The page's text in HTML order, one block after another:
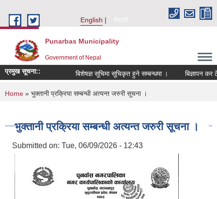
English
नेपाली
Punarbas Municipality
Government of Nepal
प्रमुख सूचना:: बिशेषज्ञ सूचिमा सूचिकृत हुने सम्बन्धमा । बिज्ञापन कर
You are here
Home » भुक्तानी प्रक्रिया सम्बन्धी अत्यन्त जरुरी सूचना ।
भुक्तानी प्रक्रिया सम्बन्धी अत्यन्त जरुरी सूचना ।
Submitted on: Tue, 06/09/2026 - 12:43